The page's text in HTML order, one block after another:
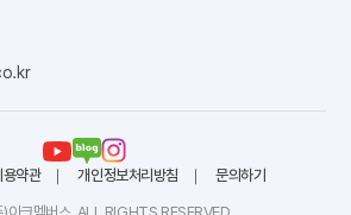
용약관 개인정보처리방침 문의하기